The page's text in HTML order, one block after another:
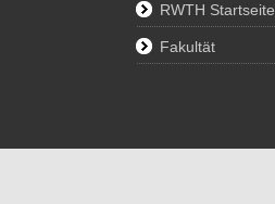
RWTH Startseite
Fakultät